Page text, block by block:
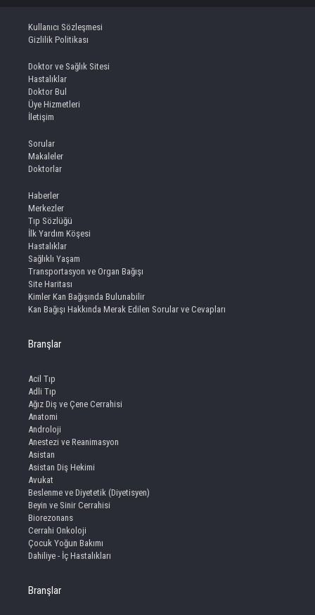
Kullanıcı Sözleşmesi
Gizlilik Politikası
Doktor ve Sağlık Sitesi
Hastalıklar
Doktor Bul
Üye Hizmetleri
İletişim
Sorular
Makaleler
Doktorlar
Haberler
Merkezler
Tıp Sözlüğü
İlk Yardım Köşesi
Hastalıklar
Sağlıklı Yaşam
Transportasyon ve Organ Bağışı
Site Haritası
Kimler Kan Bağışında Bulunabilir
Kan Bağışı Hakkında Merak Edilen Sorular ve Cevapları
Branşlar
Acil Tıp
Adli Tıp
Ağız Diş ve Çene Cerrahisi
Anatomi
Androloji
Anestezi ve Reanimasyon
Asistan
Asistan Diş Hekimi
Avukat
Beslenme ve Diyetetik (Diyetisyen)
Beyin ve Sinir Cerrahisi
Biorezonans
Cerrahi Onkoloji
Çocuk Yoğun Bakımı
Dahiliye - İç Hastalıkları
Branşlar